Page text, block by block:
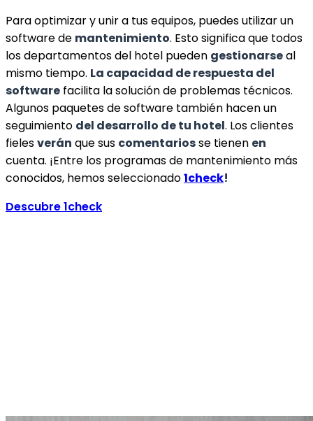
Para optimizar y unir a tus equipos, puedes utilizar un
software de mantenimiento. Esto significa que todos
los departamentos del hotel pueden gestionarseal
mismo tiempo. La capacidad de respuesta del
software facilita la solución de problemas técnicos.
Algunos paquetes de software también hacen un
seguimiento del desarrollo de tu hotel. Los clientes
fielesverán que sus comentariosse tienen en
cuenta. ¡Entre los programas de mantenimiento más
conocidos, hemos seleccionado1check!
Descubre 1check